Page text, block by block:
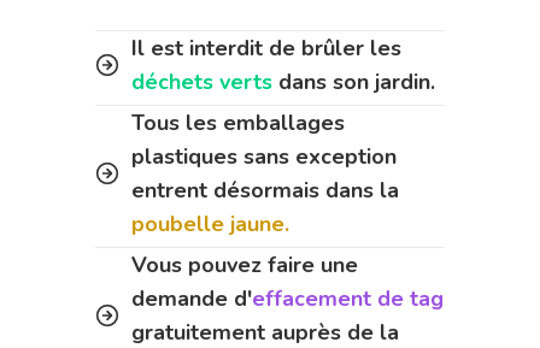
Il est interdit de brûler les
déchets verts dans son jardin.
Tous les emballages
plastiques sans exception
entrent désormais dans la
poubelle jaune.
Vous pouvez faire une
demande d'effacement de tag
gratuitement auprès de la